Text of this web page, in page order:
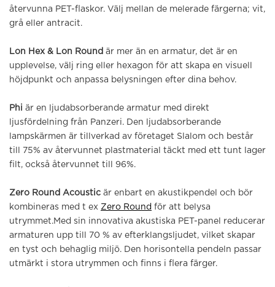
återvunna PET-flaskor. Välj mellan de melerade färgerna; vit,
grå eller antracit.
Lon Hex & Lon Round är mer än en armatur, det är en
upplevelse, välj ring eller hexagon för att skapa en visuell
höjdpunkt och anpassa belysningen efter dina behov.
Phi är en ljudabsorberande armatur med direkt
ljusfördelning från Panzeri. Den ljudabsorberande
lampskärmen är tillverkad av företaget Slalom och består
till 75% av återvunnet plastmaterial täckt med ett tunt lager
filt, också återvunnet till 96%.
Zero Round Acoustic är enbart en akustikpendel och bör
kombineras med t ex Zero Round för att belysa
utrymmet.Med sin innovativa akustiska PET-panel reducerar
armaturen upp till 70 % av efterklangsljudet, vilket skapar
en tyst och behaglig miljö. Den horisontella pendeln passar
utmärkt i stora utrymmen och finns i flera färger.